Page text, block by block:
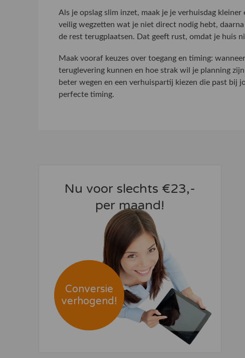
Als je opslag slim inzet, maak je je verhuisdag
veilig wegzetten wat je niet direct nodig hebt,
de rest terugplaatsen. Dat geeft rust, omdat je huis
Maak vooraf keuzes over toegang en timing:
teruglevering kunnen en hoe strak wil je planning
beter wegen en een verhuispartij kiezen die past
perfecte timing.
Nu voor slechts €23,-
per maand!
Conversie
verhogend!